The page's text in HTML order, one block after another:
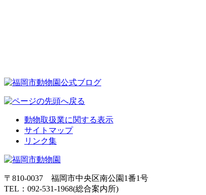
動物取扱業に関する表示
サイトマップ
リンク集
〒810-0037 福岡市中央区南公園1番1号
TEL：092-531-1968(総合案内所)